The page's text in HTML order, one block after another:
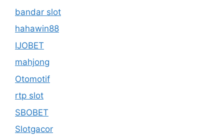
bandar slot
hahawin88
IJOBET
mahjong
Otomotif
rtp slot
SBOBET
Slotgacor